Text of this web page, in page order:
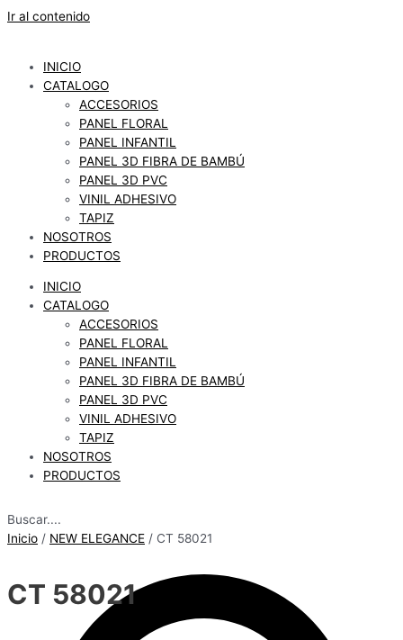
Ir al contenido
INICIO
CATALOGO
ACCESORIOS
PANEL FLORAL
PANEL INFANTIL
PANEL 3D FIBRA DE BAMBÚ
PANEL 3D PVC
VINIL ADHESIVO
TAPIZ
NOSOTROS
PRODUCTOS
INICIO
CATALOGO
ACCESORIOS
PANEL FLORAL
PANEL INFANTIL
PANEL 3D FIBRA DE BAMBÚ
PANEL 3D PVC
VINIL ADHESIVO
TAPIZ
NOSOTROS
PRODUCTOS
Buscar....
Inicio / NEW ELEGANCE / CT 58021
CT 58021